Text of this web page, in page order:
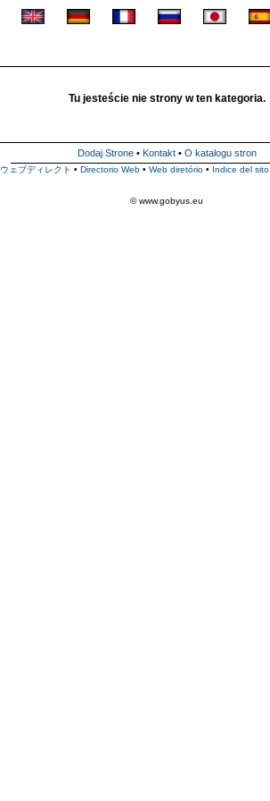
Tu jesteście nie strony w ten kategoria.
Dodaj Strone• Kontakt• O katalogu stron
ウェブディレクト • Directorio Web • Web diretório • Indice del sito
© www.gobyus.eu